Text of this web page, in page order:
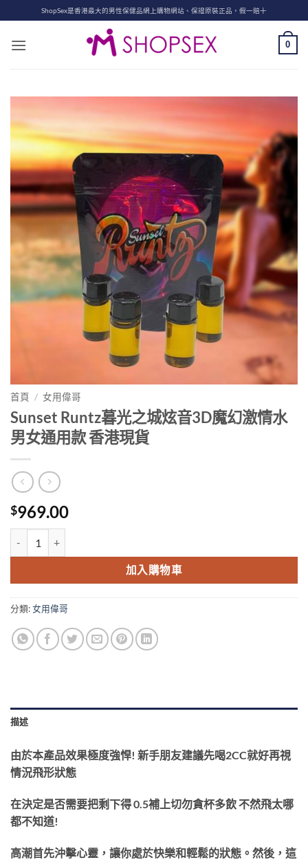
to
content
ShopSex是香港最大的男性保健品網上購物網站、保證原裝正品，假一賠十
0
首頁 / 女用偉哥
Sunset Runtz暮光之城炫音3D魔幻激情水
男女通用款 香港現貨
$969.00
加入購物車
分類:女用偉哥
描述
由於本產品效果極度強悍! 新手朋友建議先喝2CC就好再視
情況飛形狀態
在決定是否需要把剩下得 0.5補上切勿貪杯多飲 不然飛太哪
都不知道!
高潮首先沖擊心靈，讓你處於快樂和輕鬆的狀態。然後，這